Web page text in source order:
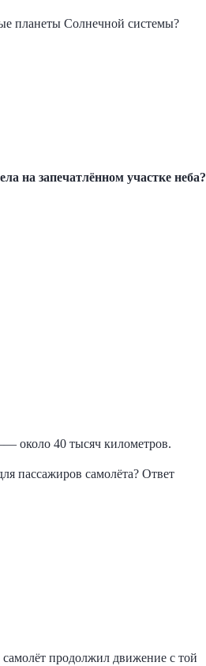
планеты Солнечной системы?
на запечатлённом участке неба?
около 40 тысяч километров.
пассажиров самолёта? Ответ
продолжил движение с той